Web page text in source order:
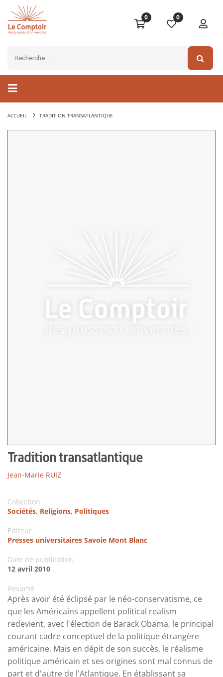
0 0
ACCUEIL TRADITION TRANSATLANTIQUE
Tradition transatlantique
Jean-Marie RUIZ
Collection
Sociétés, Religions, Politiques
Editeur
Presses universitaires Savoie Mont Blanc
Date de publication
12 avril 2010
Résumé
Après avoir été éclipsé par le néo-conservatisme, ce
que les Américains appellent political realism
redevient, avec l'élection de Barack Obama, le principal
courant cadre conceptuel de la politique étrangère
américaine. Mais en dépit de son succès, le réalisme
politique américain et ses origines sont mal connus de
part et d'autre de l'Atlantique. En établissant sa